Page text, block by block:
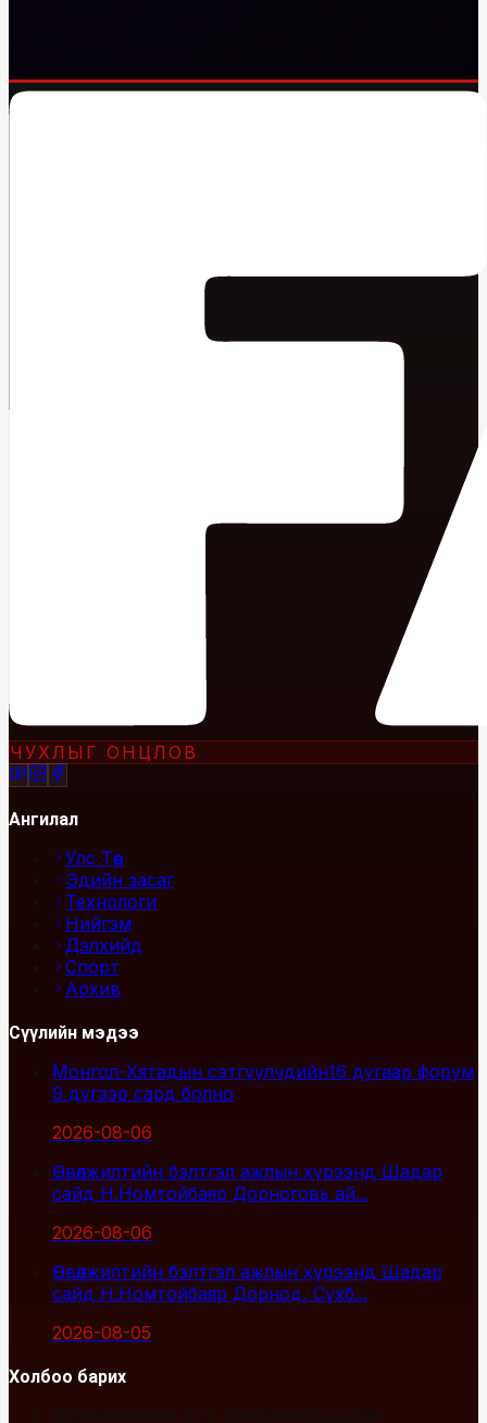
ЧУХЛЫГ ОНЦЛОВ
Ангилал
Улс Төр
Эдийн засаг
Технологи
Нийгэм
Дэлхийд
Спорт
Архив
Сүүлийн мэдээ
Монгол-Хятадын сэтгүүлчдийн16 дугаар форум
9 дүгээр сард болно
2026-08-06
Өвөлжилтийн бэлтгэл ажлын хүрээнд Шадар
сайд Н.Номтойбаяр Дорноговь ай...
2026-08-06
Өвөлжилтийн бэлтгэл ажлын хүрээнд Шадар
сайд Н.Номтойбаяр Дорнод, Сүхб...
2026-08-05
Холбоо барих